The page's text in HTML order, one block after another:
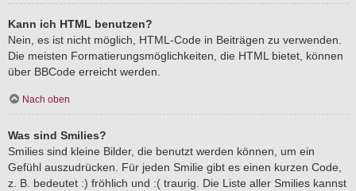
Kann ich HTML benutzen?
Nein, es ist nicht möglich, HTML-Code in Beiträgen zu verwenden.
Die meisten Formatierungsmöglichkeiten, die HTML bietet, können
über BBCode erreicht werden.
Nach oben
Was sind Smilies?
Smilies sind kleine Bilder, die benutzt werden können, um ein
Gefühl auszudrücken. Für jeden Smilie gibt es einen kurzen Code,
z. B. bedeutet :) fröhlich und :( traurig. Die Liste aller Smilies kannst